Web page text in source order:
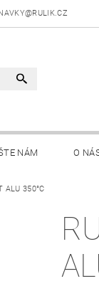
NÁM O
ALU 350°C